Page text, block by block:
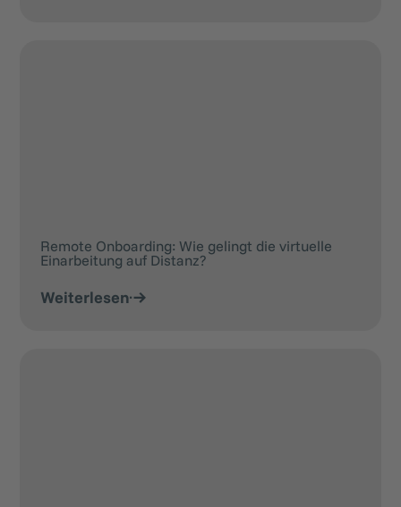
Remote Onboarding: Wie gelingt die virtuelle
Einarbeitung auf Distanz?
Weiterlesen